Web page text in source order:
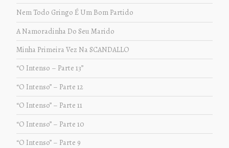
Nem Todo Gringo É Um Bom Partido
A Namoradinha Do Seu Marido
Minha Primeira Vez Na SCANDALLO
“O Intenso – Parte 13”
“O Intenso” – Parte 12
“O Intenso” – Parte 11
“O Intenso” – Parte 10
“O Intenso” – Parte 9